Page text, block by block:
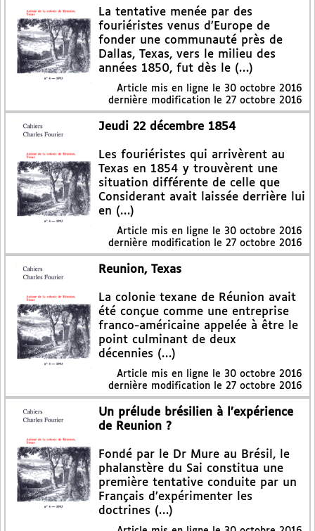
La tentative menée par des
fouriéristes venus d’Europe de
fonder une communauté près de
Dallas, Texas, vers le milieu des
années 1850, fut dès le (…)
Article mis en ligne le 30 octobre 2016
dernière modification le 27 octobre 2016
Jeudi 22 décembre 1854
Les fouriéristes qui arrivèrent au
Texas en 1854 y trouvèrent une
situation différente de celle que
Considerant avait laissée derrière lui
en (…)
Article mis en ligne le 30 octobre 2016
dernière modification le 27 octobre 2016
Reunion, Texas
La colonie texane de Réunion avait
été conçue comme une entreprise
franco-américaine appelée à être le
point culminant de deux
décennies (…)
Article mis en ligne le 30 octobre 2016
dernière modification le 27 octobre 2016
Un prélude brésilien à l’expérience
de Reunion ?
Fondé par le Dr Mure au Brésil, le
phalanstère du Sai constitua une
première tentative conduite par un
Français d’expérimenter les
doctrines (…)